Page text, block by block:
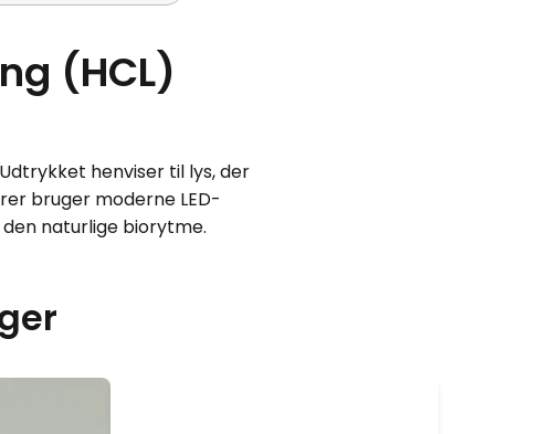
(HCL)
henviser til lys, der
bruger moderne LED-
naturlige biorytme.